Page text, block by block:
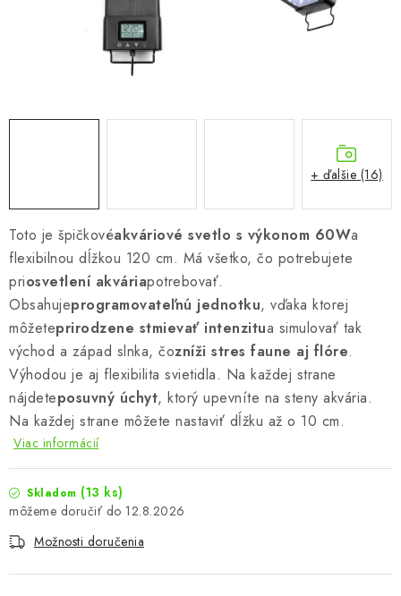
Podmienky o ochrane osobných údajov
Toto je špičkovéakváriové svetlo s výkonom 60Wa
flexibilnou dĺžkou 120 cm. Má všetko, čo potrebujete
priosvetlení akváriapotrebovať.
Obsahujeprogramovateľnú jednotku, vďaka ktorej
môžeteprirodzene stmievať intenzitua simulovať tak
východ a západ slnka, čozníži stres faune aj flóre.
Výhodou je aj flexibilita svietidla. Na každej strane
nájdeteposuvný úchyt, ktorý upevníte na steny akvária.
Na každej strane môžete nastaviť dĺžku až o 10 cm.
Viac informácií
Skladom (13 ks)
12.8.2026
Možnosti doručenia
+ ďalšie (16)